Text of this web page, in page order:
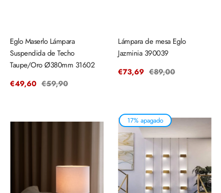
Eglo Maserlo Lámpara
Suspendida de Techo
Taupe/Oro Ø380mm 31602
Precio
€49,60 Precio
€59,90
Lámpara de mesa Eglo
Jazminia 390039
Precio
€73,69 Precio
€89,00
17% apagado